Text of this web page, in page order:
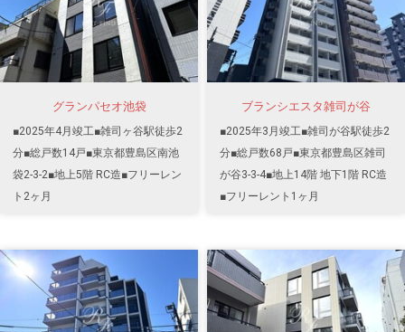
グランパセオ池袋
■2025年4月竣工■雑司ヶ谷駅徒歩2
分■総戸数14戸■東京都豊島区南池
袋2-3-2■地上5階 RC造■フリーレン
ト2ヶ月
ブランシエスタ雑司が谷
■2025年3月竣工■雑司が谷駅徒歩2
分■総戸数68戸■東京都豊島区雑司
が谷3-3-4■地上14階 地下1階 RC造
■フリーレント1ヶ月